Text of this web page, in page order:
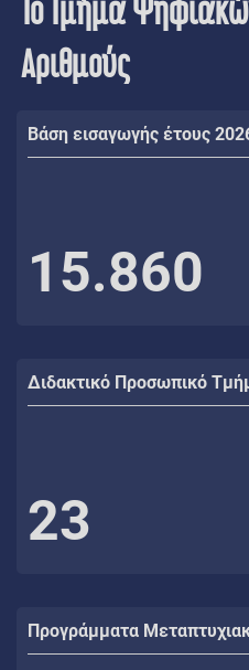
Το Τμήμα
Αριθμούς
Βάση εισαγωγής έτους
15.860
Διδακτικό Προσωπικό
23
Προγράμματα